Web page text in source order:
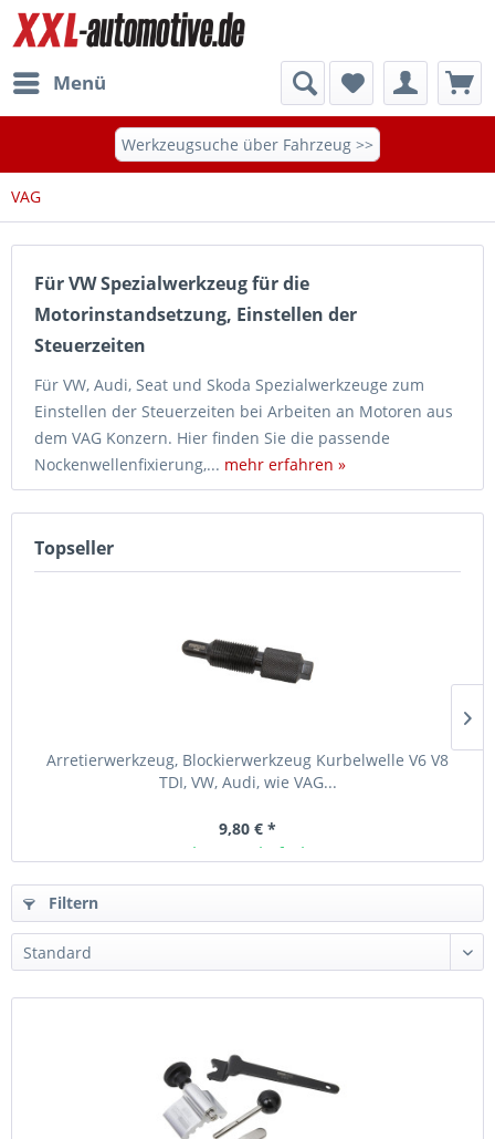
Menü
Werkzeugsuche über Fahrzeug >>
VAG
Für VW Spezialwerkzeug für die
Motorinstandsetzung, Einstellen der
Steuerzeiten
Für VW, Audi, Seat und Skoda Spezialwerkzeuge zum
Einstellen der Steuerzeiten bei Arbeiten an Motoren aus
dem VAG Konzern. Hier finden Sie die passende
Nockenwellenfixierung,... mehr erfahren »
Topseller
Arretierwerkzeug, Blockierwerkzeug Kurbelwelle V6 V8
TDI, VW, Audi, wie VAG...
9,80 € *
Ab Lager lieferbar
Filtern